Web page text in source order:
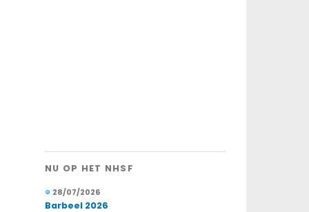
NU OP HET NHSF
28/07/2026
Barbeel 2026